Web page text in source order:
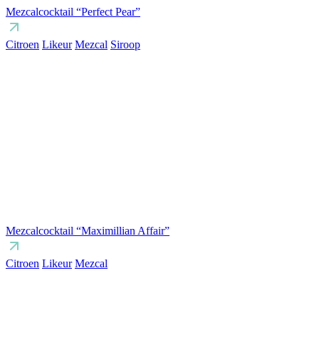
Mezcalcocktail “Perfect Pear”
Citroen Likeur Mezcal Siroop
Mezcalcocktail “Maximillian Affair”
Citroen Likeur Mezcal